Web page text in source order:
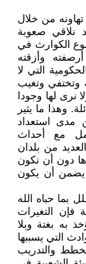
من خلال
نلاقي صعوبة
الكوارث في
وأزقته
التي لا
وتختفي وتغيب
لها وجودا
وهذا ما يثير
مدى استعداد
مع أحداث
من بلدان
دون أن نكون
يضمن أن يكون
بما حباه الله
التغيرات
به بغتة وبلا
التي يسببها
والتدريب